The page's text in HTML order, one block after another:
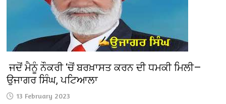
ਜਦੋਂ ਮੈਨੂੰ ਨੌਕਰੀ ‘ਚੋਂ ਬਰਖ਼ਾਸਤ ਕਰਨ ਦੀ ਧਮਕੀ ਮਿਲੀ—
ਉਜਾਗਰ ਸਿੰਘ, ਪਟਿਆਲਾ
13 February 2023